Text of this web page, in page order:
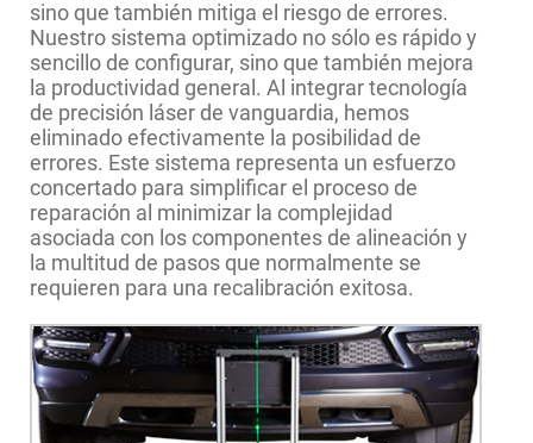
sino que también mitiga el riesgo de errores.
Nuestro sistema optimizado no sólo es rápido y
sencillo de configurar, sino que también mejora
la productividad general. Al integrar tecnología
de precisión láser de vanguardia, hemos
eliminado efectivamente la posibilidad de
errores. Este sistema representa un esfuerzo
concertado para simplificar el proceso de
reparación al minimizar la complejidad
asociada con los componentes de alineación y
la multitud de pasos que normalmente se
requieren para una recalibración exitosa.